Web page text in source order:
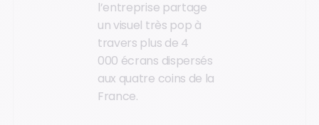
l’entreprise partage
un visuel très pop à
travers plus de 4
000 écrans dispersés
aux quatre coins de la
France.